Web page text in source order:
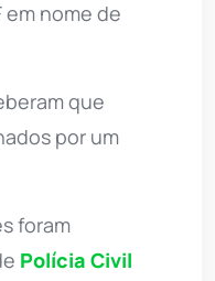
em nome de
que
por um
foram
Polícia Civil